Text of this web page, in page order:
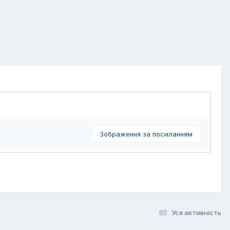
Зображення за посиланням
Уся активність